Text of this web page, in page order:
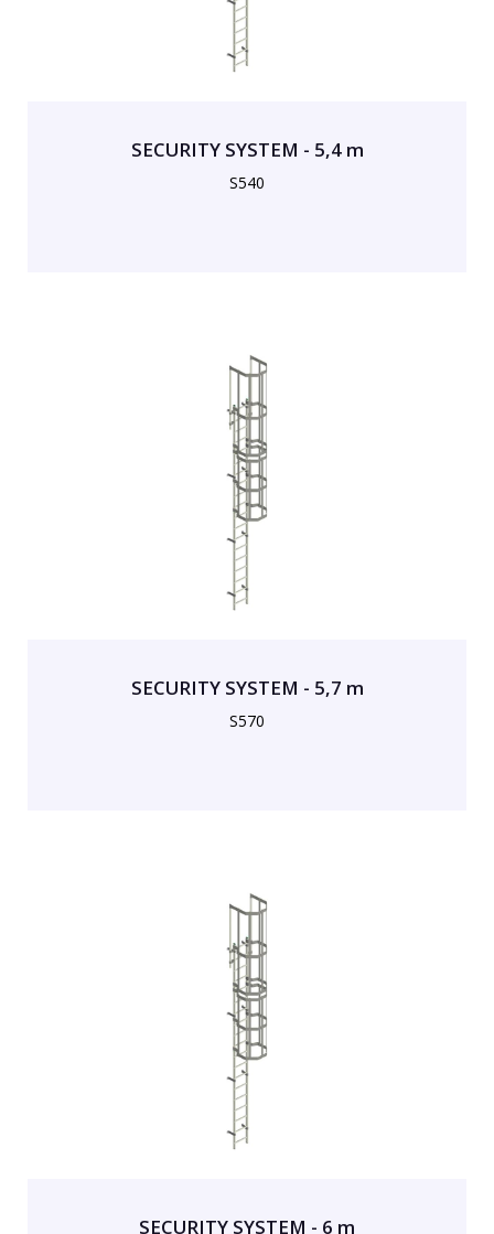
SECURITY SYSTEM - 5,4 m
S540
SECURITY SYSTEM - 5,7 m
S570
SECURITY SYSTEM - 6 m